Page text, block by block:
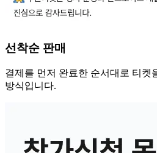
선착순 판매
결제를 먼저 완료한 순서대로 티켓
방식입니다.